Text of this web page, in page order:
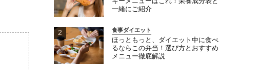
一緒にご紹介
食事ダイエット
ほっともっと、ダイエット中に食べ
るならこの弁当！選び方とおすすめ
メニュー徹底解説